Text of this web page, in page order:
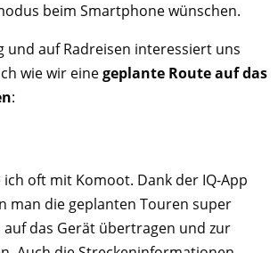
beim Smartphone wünschen.
und auf Radreisen interessiert uns
wie wir einegeplante Route auf das
:
oft mit Komoot. Dank der IQ-App
man die geplanten Touren super
auf das Gerät übertragen und zur